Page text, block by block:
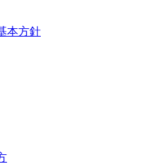
本方針